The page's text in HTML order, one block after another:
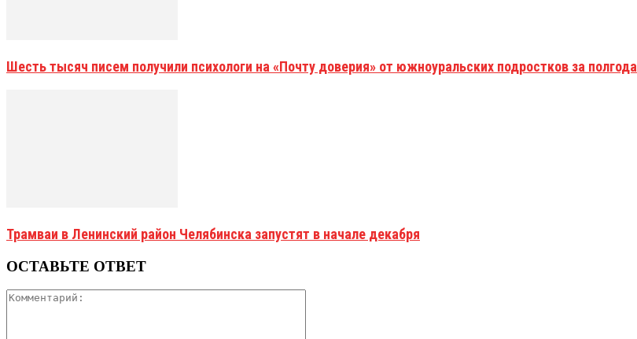
Шесть тысяч писем получили психологи на «Почту доверия» от южноуральских подростков за полгода
Трамваи в Ленинский район Челябинска запустят в начале декабря
ОСТАВЬТЕ ОТВЕТ